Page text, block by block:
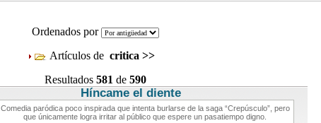
Ordenados por
Artículos de critica >>
Resultados 581 de 590
Híncame el diente
Comedia paródica poco inspirada que intenta burlarse de la saga “Crepúsculo”, pero
que únicamente logra irritar al público que espere un pasatiempo digno.